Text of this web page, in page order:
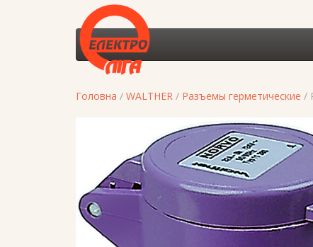
Головна / WALTHER / Разъемы герметические /